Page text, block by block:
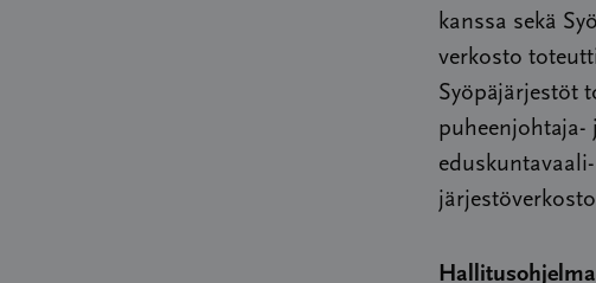
kanssa sekä
verkosto
Syöpäjärjestöt
puheenjohtaja-